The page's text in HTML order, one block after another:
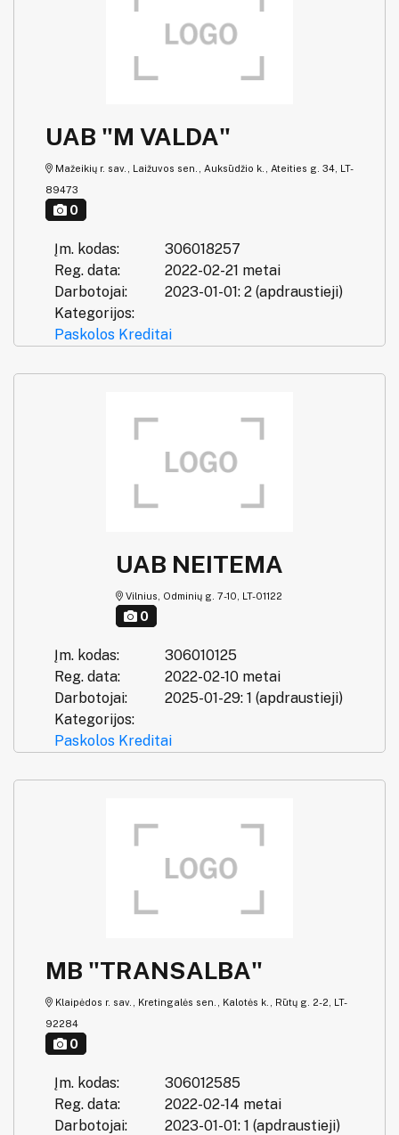
UAB "M VALDA"
Mažeikių r. sav., Laižuvos sen., Auksūdžio k., Ateities g. 34, LT-
89473
0
Įm. kodas:
306018257
Reg. data:
2022-02-21 metai
Darbotojai:
2023-01-01: 2 (apdraustieji)
Kategorijos:
Paskolos Kreditai
UAB NEITEMA
Vilnius, Odminių g. 7-10, LT-01122
0
Įm. kodas:
306010125
Reg. data:
2022-02-10 metai
Darbotojai:
2025-01-29: 1 (apdraustieji)
Kategorijos:
Paskolos Kreditai
MB "TRANSALBA"
Klaipėdos r. sav., Kretingalės sen., Kalotės k., Rūtų g. 2-2, LT-
92284
0
Įm. kodas:
306012585
Reg. data:
2022-02-14 metai
Darbotojai:
2023-01-01: 1 (apdraustieji)